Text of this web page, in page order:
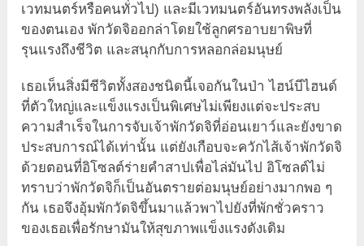
เวทมนตร์หรือคนทั่วไป) และมีเวทมนตร์อันทรงพลังเป็น
ของตนเอง พักวัดจิออกล่าโดยใช้ลูกศรอาบยาพิษที่
รุนแรงถึงชีวิต และสนุกกับการหลอกล่อมนุษย์
เธอเห็นสิ่งมีชีวิตทั้งสองชนิดนี้เจอกันในป่า ไฮน์บีไฮนด์
ที่ตัวใหญ่และแข็งแรงเป็นพิเศษไม่เพียงแต่จะประสบ
ความสำเร็จในการจับเจ้าพักวัดจิที่อ่อนเยาว์และยังขาด
ประสบการณ์ได้เท่านั้น แต่ยังเกือบจะควักไส้เจ้าพักวัดจิ
ด้วยตอนที่อิโซลต์ร่ายคำสาปเพื่อไล่มันไป อิโซลต์ไม่
ทราบว่าพักวัดจิก็เป็นอันตรายต่อมนุษย์อย่างมากพอ ๆ
กัน เธอจึงอุ้มพักวัดจิขึ้นมาแล้วพาไปยังที่พักชั่วคราว
ของเธอเพื่อรักษามันให้สุขภาพแข็งแรงดังเดิม